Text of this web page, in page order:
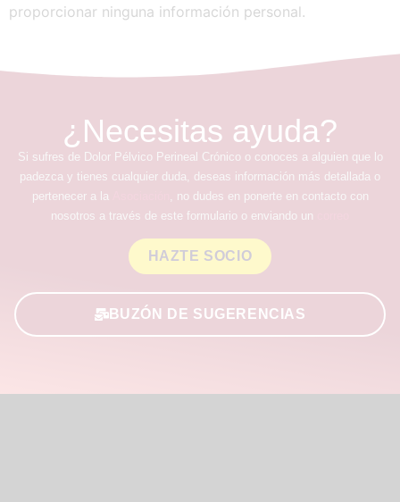
proporcionar ninguna información personal.
¿Necesitas ayuda?
Si sufres de Dolor Pélvico Perineal Crónico o conoces a alguien que lo
padezca y tienes cualquier duda, deseas información más detallada o
pertenecer a la
, no dudes en ponerte en contacto con
nosotros a través de este formulario o enviando un
HAZTE SOCIO
BUZÓN DE SUGERENCIAS